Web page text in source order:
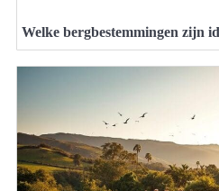
Welke bergbestemmingen zijn